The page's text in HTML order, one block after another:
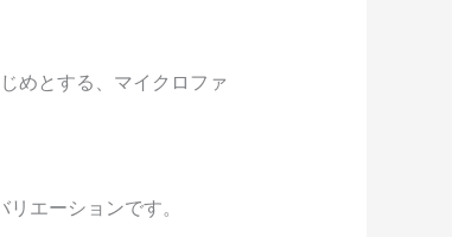
めとする、マイクロファ
エーションです。